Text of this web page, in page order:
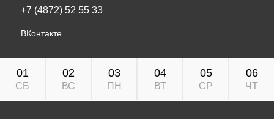
+7 (4872) 52 55 33
ВКонтакте
01
СБ
02
ВС
03
ПН
04
ВТ
05
СР
06
ЧТ